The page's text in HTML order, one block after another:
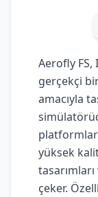
Aerofly FS,
gerçekçi
amacıyla
yüksek
çeker.